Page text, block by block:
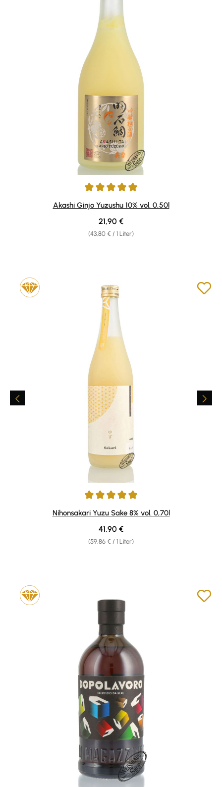
Durchschnittliche Bewertung von 5 von 5 Sternen
Akashi Ginjo Yuzushu 10% vol. 0,50l
(43,80 € / 1 Liter)
Regulärer Preis:
21,90 €
Durchschnittliche Bewertung von 5 von 5 Sternen
Nihonsakari Yuzu Sake 8% vol. 0,70l
(59,86 € / 1 Liter)
Regulärer Preis:
41,90 €